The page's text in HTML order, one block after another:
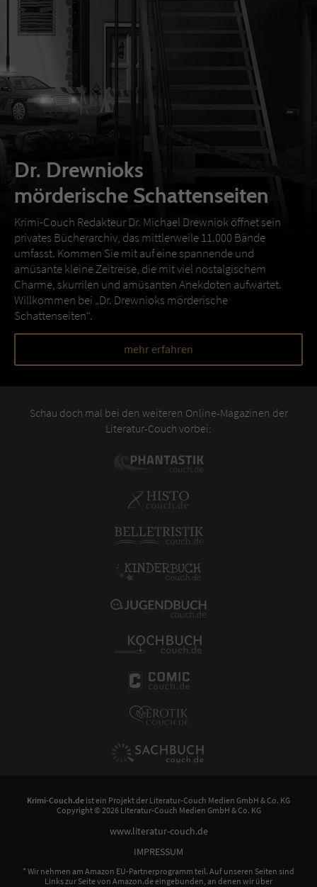
Dr. Drewnioks
mörderische Schattenseiten
Krimi-Couch Redakteur Dr. Michael Drewniok öffnet sein
privates Bücherarchiv, das mittlerweile 11.000 Bände
umfasst. Kommen Sie mit auf eine spannende und
amüsante kleine Zeitreise, die mit viel nostalgischem
Charme, skurrilen und amüsanten Anekdoten aufwartet.
Willkommen bei „Dr. Drewnioks mörderische
Schattenseiten“.
mehr erfahren
Schau doch mal bei den weiteren Online-Magazinen der
Literatur-Couch vorbei:
Krimi-Couch.de ist ein Projekt der Literatur-Couch Medien GmbH & Co. KG
Copyright © 2026 Literatur-Couch Medien GmbH & Co. KG
www.literatur-couch.de
IMPRESSUM
* Wir nehmen am Amazon EU-Partnerprogramm teil. Auf unseren Seiten sind
Links zur Seite von Amazon.de eingebunden, an denen wir über